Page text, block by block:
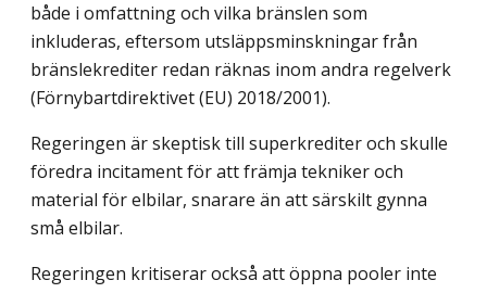
både i omfattning och vilka bränslen som
inkluderas, eftersom utsläppsminskningar från
bränslekrediter redan räknas inom andra regelverk
(Förnybartdirektivet (EU) 2018/2001).
Regeringen är skeptisk till superkrediter och skulle
föredra incitament för att främja tekniker och
material för elbilar, snarare än att särskilt gynna
små elbilar.
Regeringen kritiserar också att öppna pooler inte